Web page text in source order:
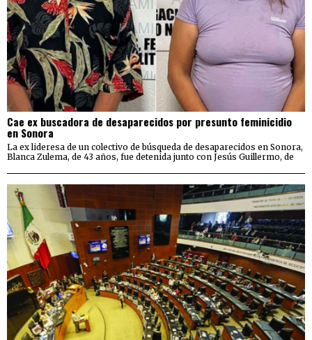
Cae ex buscadora de desaparecidos por presunto feminicidio
en Sonora
La ex lideresa de un colectivo de búsqueda de desaparecidos en Sonora,
Blanca Zulema, de 43 años, fue detenida junto con Jesús Guillermo, de